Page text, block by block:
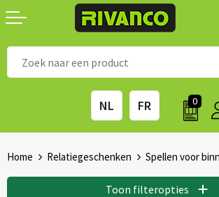
NL FR 0
Kantoorartikelen
Kinderen & spellen
◼ Eco-producten
◼ Survival gear
Home Relatiegeschenken Spellen voor
Toon filteropties